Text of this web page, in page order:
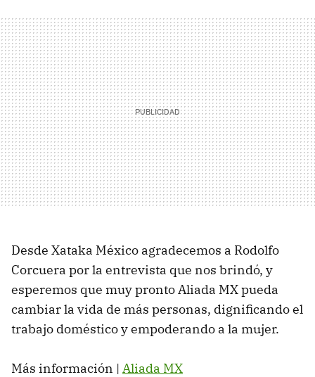
Desde Xataka México agradecemos a Rodolfo
Corcuera por la entrevista que nos brindó, y
esperemos que muy pronto Aliada MX pueda
cambiar la vida de más personas, dignificando el
trabajo doméstico y empoderando a la mujer.
Más información | Aliada MX